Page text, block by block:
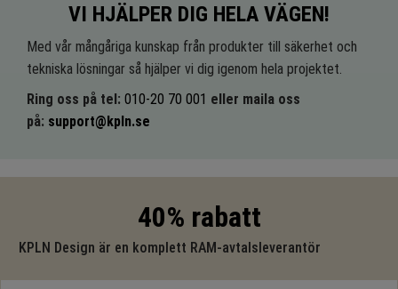
VI HJÄLPER DIG HELA VÄGEN!
Med vår mångåriga kunskap från produkter till säkerhet och
tekniska lösningar så hjälper vi dig igenom hela projektet.
Ring oss på tel: 010-20 70 001 eller maila oss
på: support@kpln.se
40% rabatt
KPLN Design är en komplett RAM-avtalsleverantör